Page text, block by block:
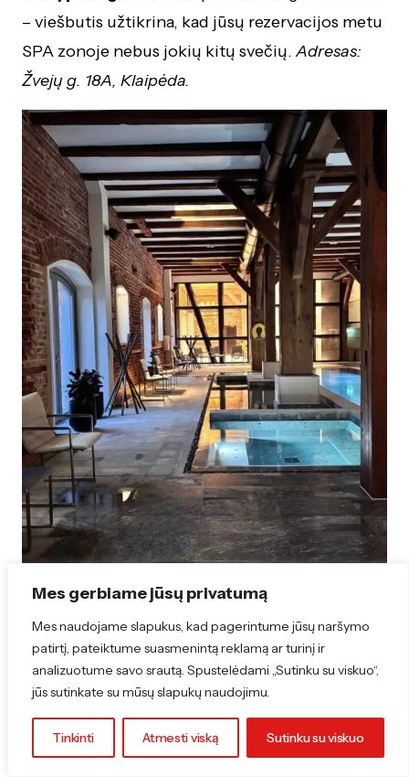
Mes gerbiame jūsų privatumą
Mes naudojame slapukus, kad pagerintume jūsų naršymo
patirtį, pateiktume suasmenintą reklamą ar turinį ir
analizuotume savo srautą. Spustelėdami „Sutinku su viskuo“,
jūs sutinkate su mūsų slapukų naudojimu.
Tinkinti Atmesti viską Sutinku su viskuo
– viešbutis užtikrina, kad jūsų rezervacijos metu
SPA zonoje nebus jokių kitų svečių.Adresas:
Žvejų g. 18A, Klaipėda.
Nuotrauka: Michaelson boutique Hotel & SPA
@michaelsonboutiquehotel
Esperanza Resort
Giliai miške, prie pat ežero pasislėpęs kurortas
yra prabangos ir privatumo sinonimas. Čia SPA
dviems neapsiriboja tik masažu – tai ir ilgi